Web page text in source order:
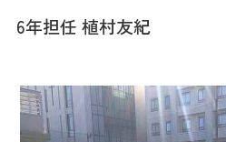
6年担任 植村友紀